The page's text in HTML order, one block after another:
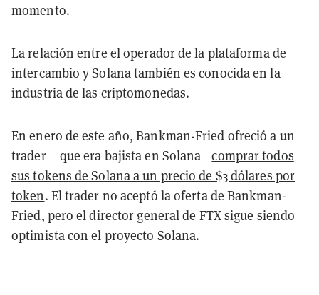
momento.
La relación entre el operador de la plataforma de
intercambio y Solana también es conocida en la
industria de las criptomonedas.
En enero de este año, Bankman-Fried ofreció a un
trader —que era bajista en Solana—comprar todos
sus tokens de Solana a un precio de $3 dólares por
token. El trader no aceptó la oferta de Bankman-
Fried, pero el director general de FTX sigue siendo
optimista con el proyecto Solana.